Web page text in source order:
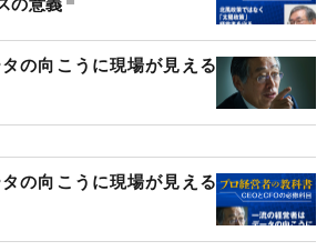
の向こうに現場が見える
の向こうに現場が見える